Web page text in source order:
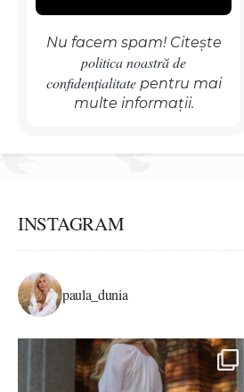
Nu facem spam! Citește
politica noastră de
confidențialitatepentru mai
multe informații.
INSTAGRAM
paula_dunia